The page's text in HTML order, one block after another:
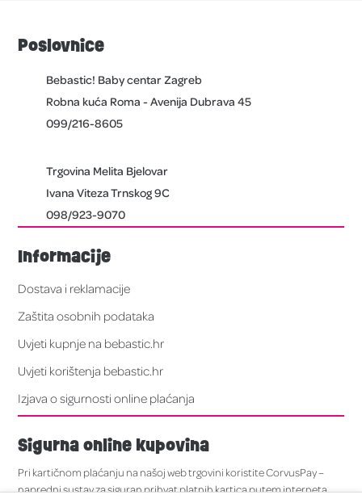
Poslovnice
Bebastic! Baby centar Zagreb
Robna kuća Roma - Avenija Dubrava 45
099/216-8605
Trgovina Melita Bjelovar
Ivana Viteza Trnskog 9C
098/923-9070
Informacije
Dostava i reklamacije
Zaštita osobnih podataka
Uvjeti kupnje na bebastic.hr
Uvjeti korištenja bebastic.hr
Izjava o sigurnosti online plaćanja
Sigurna online kupovina
Pri kartičnom plaćanju na našoj web trgovini koristite CorvusPay –
napredni sustav za siguran prihvat platnih kartica putem interneta.